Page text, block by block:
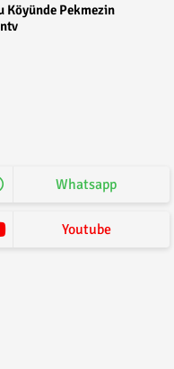
Pekmezin
Whatsapp
Youtube